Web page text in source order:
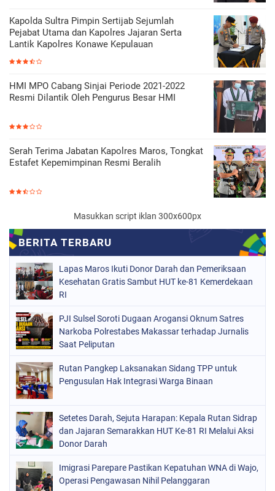
Kapolda Sultra Pimpin Sertijab Sejumlah
Pejabat Utama dan Kapolres Jajaran Serta
Lantik Kapolres Konawe Kepulauan
HMI MPO Cabang Sinjai Periode 2021-2022
Resmi Dilantik Oleh Pengurus Besar HMI
Serah Terima Jabatan Kapolres Maros, Tongkat
Estafet Kepemimpinan Resmi Beralih
Masukkan script iklan 300x600px
Lapas Maros Ikuti Donor Darah dan Pemeriksaan
Kesehatan Gratis Sambut HUT ke-81 Kemerdekaan
RI
PJI Sulsel Soroti Dugaan Arogansi Oknum Satres
Narkoba Polrestabes Makassar terhadap Jurnalis
Saat Peliputan
Rutan Pangkep Laksanakan Sidang TPP untuk
Pengusulan Hak Integrasi Warga Binaan
Setetes Darah, Sejuta Harapan: Kepala Rutan Sidrap
dan Jajaran Semarakkan HUT Ke-81 RI Melalui Aksi
Donor Darah
Imigrasi Parepare Pastikan Kepatuhan WNA di Wajo,
Operasi Pengawasan Nihil Pelanggaran